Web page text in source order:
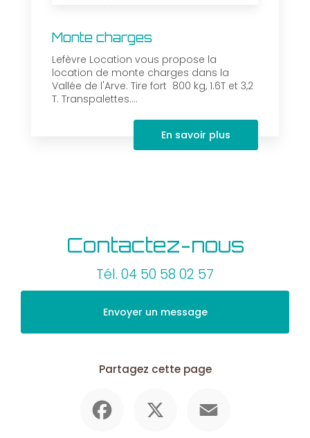
Monte charges
Lefèvre Location vous propose la
location de monte charges dans la
Vallée de l'Arve. Tire fort 800 kg, 1.6T et 3,2
T. Transpalettes....
En savoir plus
Contactez-nous
Tél. 04 50 58 02 57
Envoyer un message
Partagez cette page